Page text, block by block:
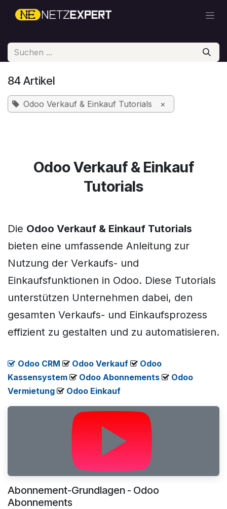
84 Artikel
Odoo Verkauf & Einkauf Tutorials ×
Odoo Verkauf & Einkauf
Tutorials
Die Odoo Verkauf & Einkauf Tutorials
bieten eine umfassende Anleitung zur
Nutzung der Verkaufs- und
Einkaufsfunktionen in Odoo. Diese Tutorials
unterstützen Unternehmen dabei, den
gesamten Verkaufs- und Einkaufsprozess
effizient zu gestalten und zu automatisieren.
Odoo CRM Odoo Verkauf
Odoo
Kassensystem
Odoo Abonnements
Odoo
Vermietung
Odoo Einkauf
Abonnement-Grundlagen - Odoo
Abonnements